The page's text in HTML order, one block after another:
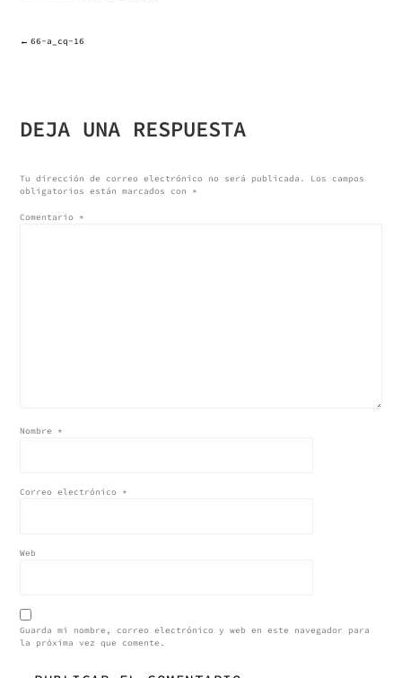
NAVEGACIÓN
ENTRADAS
66-a_cq-16
DEJA UNA RESPUESTA
Tu dirección de correo electrónico no será publicada.
Los campos
obligatorios están marcados con *
Comentario *
Nombre *
Correo electrónico *
Web
Guarda mi nombre, correo electrónico y web en este navegador para
la próxima vez que comente.